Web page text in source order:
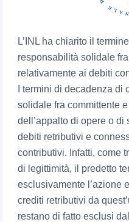
L’INL ha chiarito il
responsabilità solidale
relativamente ai debiti
I termini di decadenza
solidale fra committente
dell’appalto di opere o
debiti retributivi e
contributivi. Infatti, come
di legittimità, il predetto
esclusivamente l’azione
crediti retributivi da
restano di fatto esclusi